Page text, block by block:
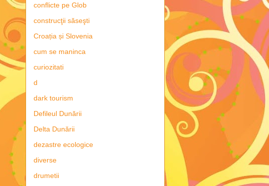
conflicte pe Glob
construcţii săseşti
Croația și Slovenia
cum se maninca
curiozitati
d
dark tourism
Defileul Dunării
Delta Dunării
dezastre ecologice
diverse
drumetii